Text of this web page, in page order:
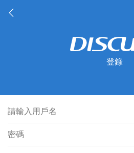
登錄